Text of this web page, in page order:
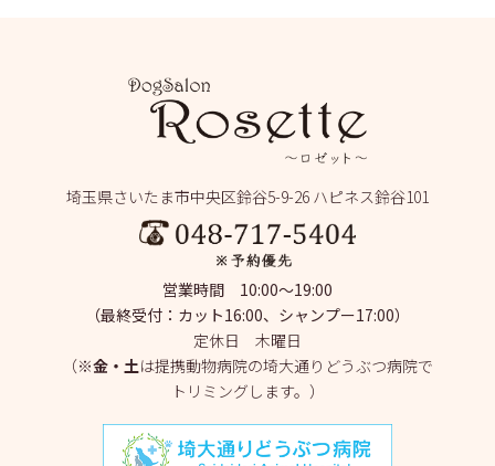
2025年8月(2)
(2)
2025年5月(4)
2025年4月
(1)
2025年3月(2)
2025年2月(4)
2025年1月(1)
埼玉県さいたま市中央区鈴谷5-9-26 ハピネス鈴谷101
営業時間 10:00～19:00
（最終受付：カット16:00、シャンプー17:00）
定休日 木曜日
（※金・土は提携動物病院の埼大通りどうぶつ病院で
トリミングします。）